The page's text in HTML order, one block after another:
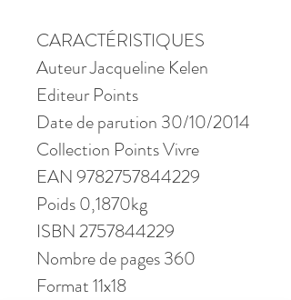
CARACTÉRISTIQUES
Auteur Jacqueline Kelen
Editeur Points
Date de parution 30/10/2014
Collection Points Vivre
EAN 9782757844229
Poids 0,1870kg
ISBN 2757844229
Nombre de pages 360
Format 11x18